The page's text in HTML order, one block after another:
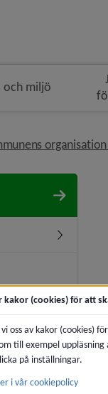
och miljö
organisation
Undermeny
kakor (cookies) för att
oss av kakor (cookies)
till exempel
på inställningar.
i vår cookiepolicy